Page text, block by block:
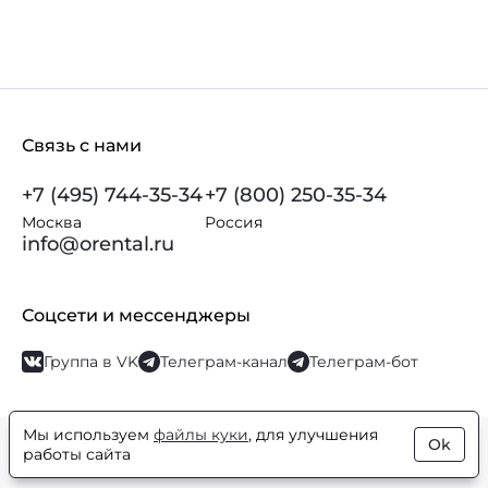
Связь с нами
+7 (495) 744-35-34
Москва
+7 (800) 250-35-34
Россия
info@orental.ru
Соцсети и мессенджеры
Группа в VK Телеграм-канал Телеграм-бот
© Orental.ru 2007–2026Интернет-магазин парфюмерии и
косметики
Мы используем файлы куки, для улучшения
работы сайта
Ok